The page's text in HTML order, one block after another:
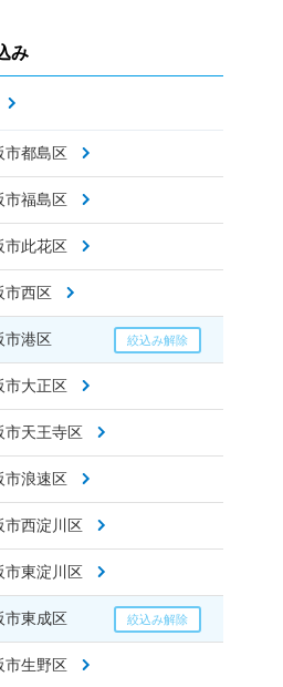
み
市都島区
市福島区
市此花区
市西区
市港区
市大正区
市天王寺区
市浪速区
市西淀川区
市東淀川区
市東成区
市生野区